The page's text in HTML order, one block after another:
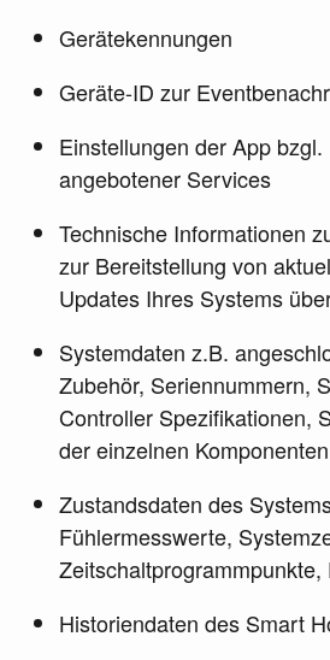
Gerätekennungen
Geräte-ID zur
Einstellungen der App bzgl.
angebotener Services
Technische Informationen
zur Bereitstellung von
Updates Ihres Systems
Systemdaten z.B.
Zubehör, Seriennummern,
Controller Spezifikationen,
der einzelnen Komponenten
Zustandsdaten des
Fühlermesswerte,
Historiendaten des Smart